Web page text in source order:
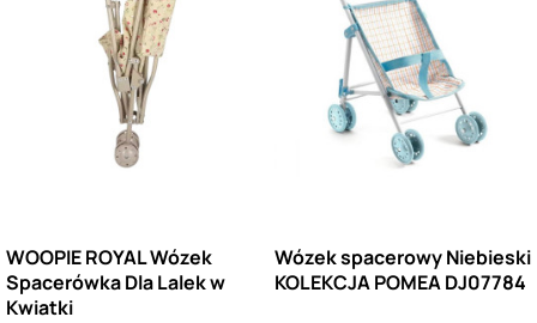
WOOPIE ROYAL Wózek
Spacerówka Dla Lalek w
Kwiatki
Wózek spacerowy Niebieski
KOLEKCJA POMEA DJ07784